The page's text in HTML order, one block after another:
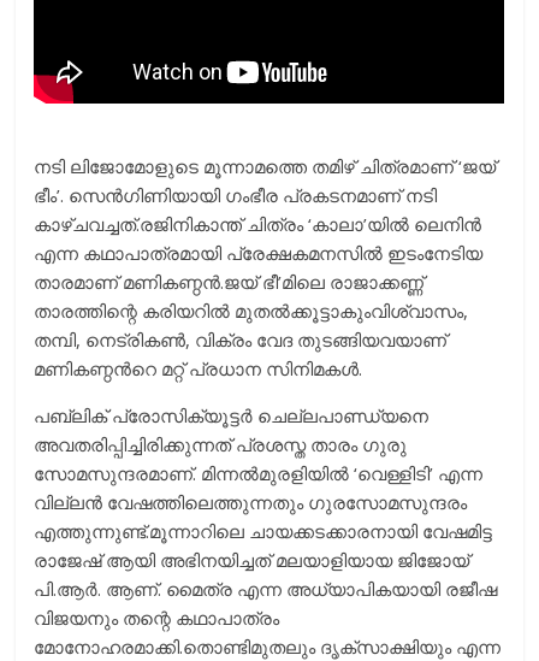
നടി ലിജോമോളുടെ മൂന്നാമത്തെ തമിഴ് ചിത്രമാണ് ‘ജയ്
ഭീം’. സെൻഗിണിയായി ഗംഭീര പ്രകടനമാണ് നടി
കാഴ്ചവച്ചത്.രജിനികാന്ത് ചിത്രം ‘കാലാ’യിൽ ലെനിൻ
എന്ന കഥാപാത്രമായി പ്രേക്ഷകമനസിൽ ഇടംനേടിയ
താരമാണ് മണികണ്ഠൻ.ജയ് ഭീ’മിലെ രാജാക്കണ്ണ്
താരത്തിന്റെ കരിയറിൽ മുതൽക്കൂട്ടാകുംവിശ്വാസം,
തമ്പി, നെട്രികൺ, വിക്രം വേദ തുടങ്ങിയവയാണ്
മണികണ്ഠന്‍റെ മറ്റ് പ്രധാന സിനിമകൾ.
പബ്ലിക് പ്രോസിക്യൂട്ടർ ചെല്ലപാണ്ഡ്യനെ
അവതരിപ്പിച്ചിരിക്കുന്നത് പ്രശസ്ത താരം ഗുരു
സോമസുന്ദരമാണ്. മിന്നൽമുരളിയിൽ ‘വെള്ളിടി’ എന്ന
വില്ലൻ വേഷത്തിലെത്തുന്നതും ഗുരസോമസുന്ദരം
എത്തുന്നുണ്ട്.മൂന്നാറിലെ ചായക്കടക്കാരനായി വേഷമിട്ട
രാജേഷ് ആയി അഭിനയിച്ചത് മലയാളിയായ ജിജോയ്
പി.ആർ. ആണ്. മൈത്ര എന്ന അധ്യാപികയായി രജീഷ
വിജയനും തന്റെ കഥാപാത്രം
മോനോഹരമാക്കി.തൊണ്ടിമുതലും ദൃക്സാക്ഷിയും എന്ന